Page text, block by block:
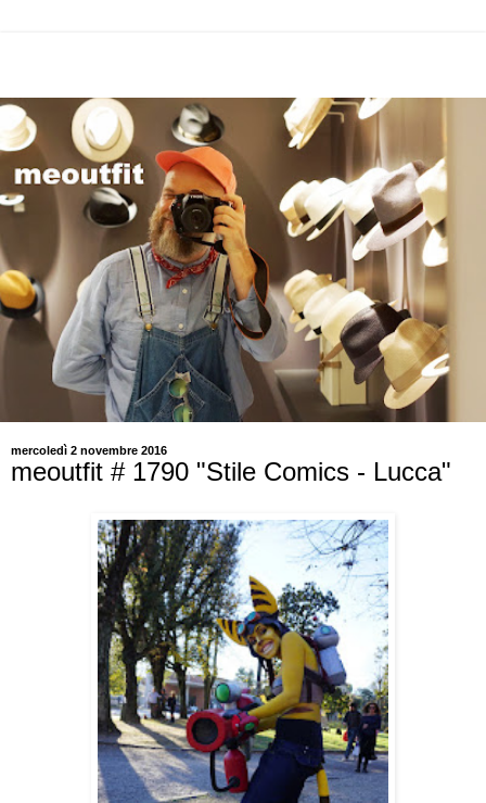
mercoledì 2 novembre 2016
meoutfit # 1790 "Stile Comics - Lucca"